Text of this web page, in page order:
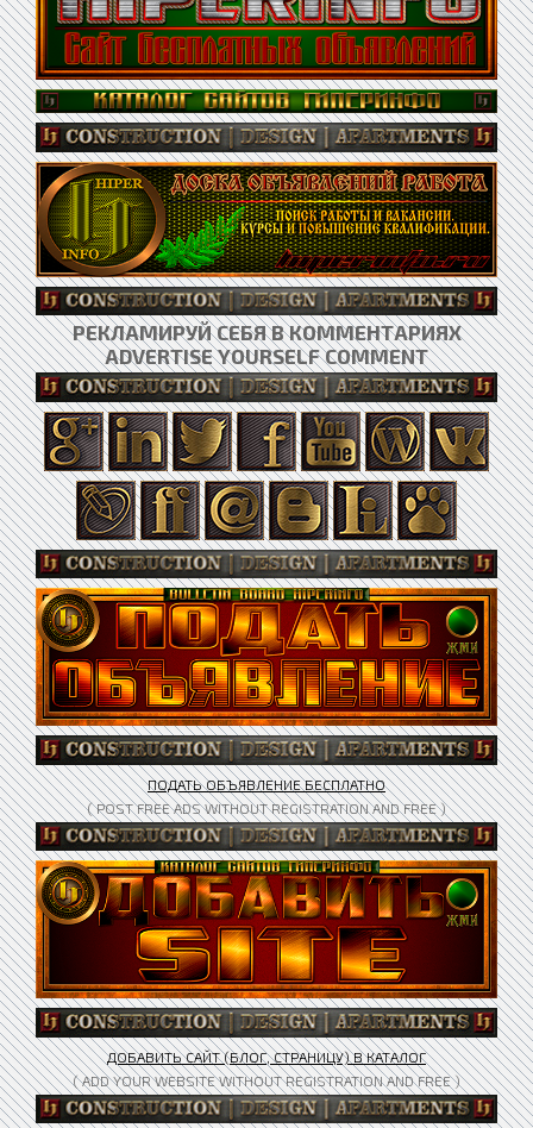
РЕКЛАМИРУЙ СЕБЯ В КОММЕНТАРИЯХ
ADVERTISE YOURSELF COMMENT
ПОДАТЬ ОБЪЯВЛЕНИЕ БЕСПЛАТНО
( POST FREE ADS WITHOUT REGISTRATION AND FREE )
ДОБАВИТЬ САЙТ (БЛОГ, СТРАНИЦУ) В КАТАЛОГ
( ADD YOUR WEBSITE WITHOUT REGISTRATION AND FREE )